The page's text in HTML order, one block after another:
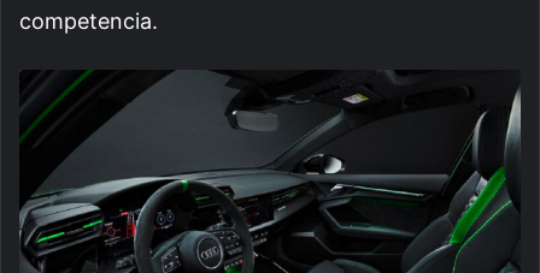
competencia.